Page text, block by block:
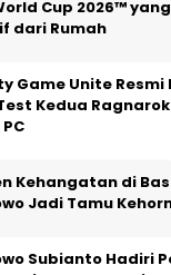
Cup 2026™
dari Rumah
Game Unite Resmi
Kedua
Kehangatan di
Jadi Tamu
Subianto Hadiri